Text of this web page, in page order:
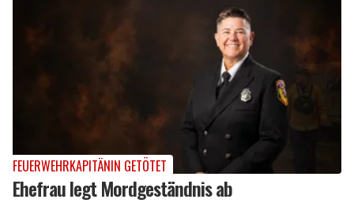
FEUERWEHRKAPITÄNIN GETÖTET
Ehefrau legt Mordgeständnis ab